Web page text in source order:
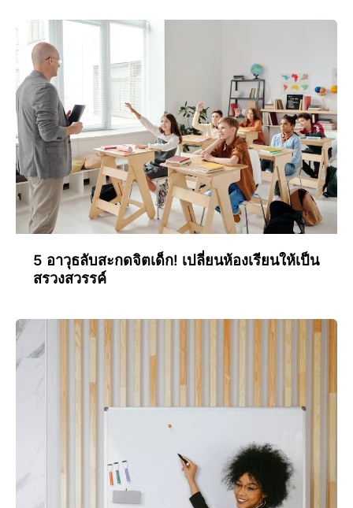
5 อาวุธลับสะกดจิตเด็ก! เปลี่ยนห้องเรียนให้เป็น
สรวงสวรรค์